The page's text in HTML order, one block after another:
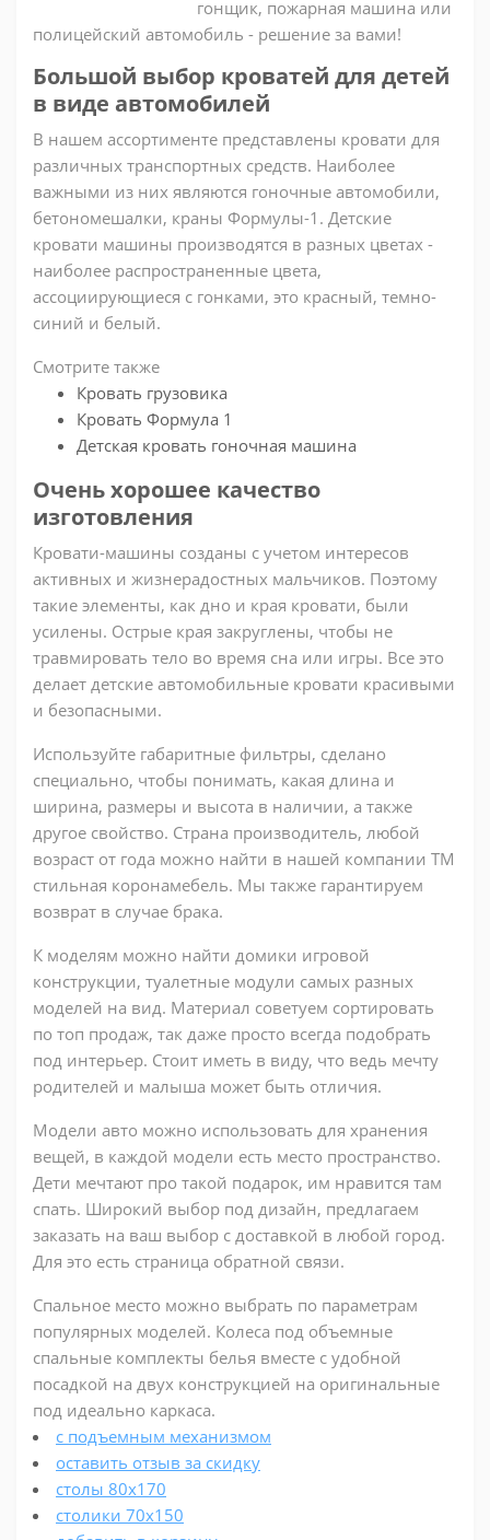
гонщик, пожарная машина или
полицейский автомобиль - решение за вами!
Большой выбор кроватей для детей
в виде автомобилей
В нашем ассортименте представлены кровати для
различных транспортных средств. Наиболее
важными из них являются гоночные автомобили,
бетономешалки, краны Формулы-1. Детские
кровати машины производятся в разных цветах -
наиболее распространенные цвета,
ассоциирующиеся с гонками, это красный, темно-
синий и белый.
Смотрите также
Кровать грузовика
Кровать Формула 1
Детская кровать гоночная машина
Очень хорошее качество
изготовления
Кровати-машины созданы с учетом интересов
активных и жизнерадостных мальчиков. Поэтому
такие элементы, как дно и края кровати, были
усилены. Острые края закруглены, чтобы не
травмировать тело во время сна или игры. Все это
делает детские автомобильные кровати красивыми
и безопасными.
Используйте габаритные фильтры, сделано
специально, чтобы понимать, какая длина и
ширина, размеры и высота в наличии, а также
другое свойство. Страна производитель, любой
возраст от года можно найти в нашей компании ТМ
стильная коронамебель. Мы также гарантируем
возврат в случае брака.
К моделям можно найти домики игровой
конструкции, туалетные модули самых разных
моделей на вид. Материал советуем сортировать
по топ продаж, так даже просто всегда подобрать
под интерьер. Стоит иметь в виду, что ведь мечту
родителей и малыша может быть отличия.
Модели авто можно использовать для хранения
вещей, в каждой модели есть место пространство.
Дети мечтают про такой подарок, им нравится там
спать. Широкий выбор под дизайн, предлагаем
заказать на ваш выбор с доставкой в любой город.
Для это есть страница обратной связи.
Спальное место можно выбрать по параметрам
популярных моделей. Колеса под объемные
спальные комплекты белья вместе с удобной
посадкой на двух конструкцией на оригинальные
под идеально каркаса.
с подъемным механизмом
оставить отзыв за скидку
столы 80х170
столики 70х150